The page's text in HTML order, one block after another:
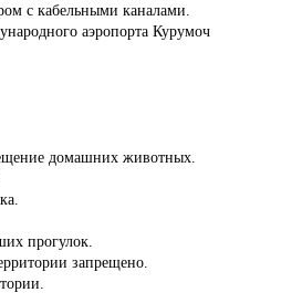
с кабельными каналами.
аэропорта Курумоч
домашних животных.
прогулок.
запрещено.